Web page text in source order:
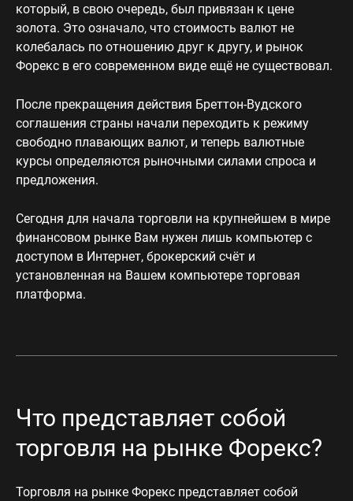
который, в свою очередь, был привязан к цене
золота. Это означало, что стоимость валют не
колебалась по отношению друг к другу, и рынок
Форекс в его современном виде ещё не существовал.
После прекращения действия Бреттон-Вудского
соглашения страны начали переходить к режиму
свободно плавающих валют, и теперь валютные
курсы определяются рыночными силами спроса и
предложения.
Сегодня для начала торговли на крупнейшем в мире
финансовом рынке Вам нужен лишь компьютер с
доступом в Интернет, брокерский счёт и
установленная на Вашем компьютере торговая
платформа.
Что представляет собой
торговля на рынке Форекс?
Торговля на рынке Форекс представляет собой